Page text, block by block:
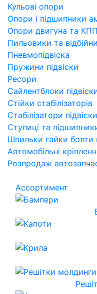
Кульові опори
Опори і підшипники
Опори двигуна та КПП
Пильовики та
Пневмопідвіска
Пружини підвіски
Ресори
Сайлентблоки
Стійки стабілізаторів
Стабілізатори підвіски
Ступиці та
Шпильки гайки болти
Автомобільні
Розпродаж
Ассортимент